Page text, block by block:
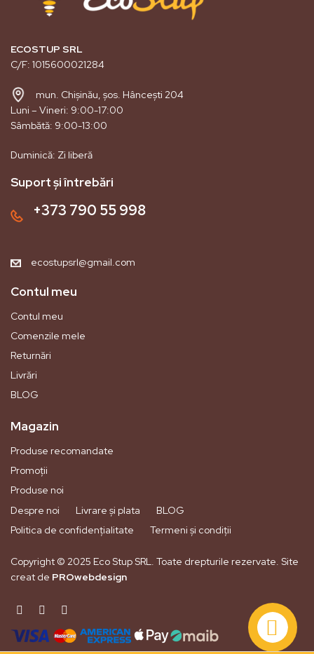
ECOSTUP SRL
C/F: 1015600021284
mun. Chișinău, șos. Hâncești 204
Luni – Vineri: 9:00-17:00
Sâmbătă: 9:00-13:00
Duminică: Zi liberă
Suport și întrebări
+373 790 55 998
ecostupsrl@gmail.com
Contul meu
Contul meu
Comenzile mele
Returnări
Livrări
BLOG
Magazin
Produse recomandate
Promoții
Produse noi
Despre noi
Livrare și plata
BLOG
Politica de confidențialitate
Termeni și condiții
Copyright © 2025 Eco Stup SRL. Toate drepturile rezervate. Site
creat de PROwebdesign